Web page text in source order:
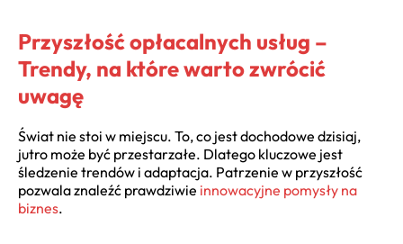
Przyszłość opłacalnych usług –
Trendy, na które warto zwrócić
uwagę
Świat nie stoi w miejscu. To, co jest dochodowe dzisiaj,
jutro może być przestarzałe. Dlatego kluczowe jest
śledzenie trendów i adaptacja. Patrzenie w przyszłość
pozwala znaleźć prawdziwie innowacyjne pomysły na
biznes.